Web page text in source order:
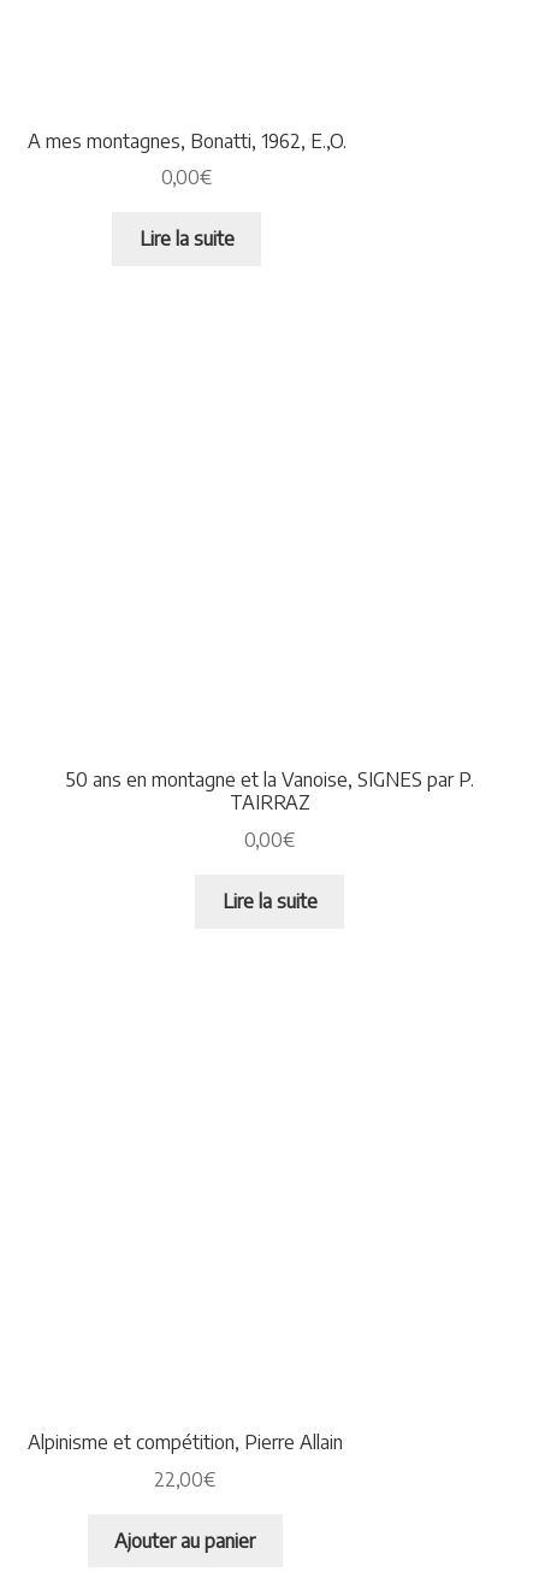
A mes montagnes, Bonatti, 1962, E.,O.
0,00€
Lire la suite
50 ans en montagne et la Vanoise, SIGNES par P.
TAIRRAZ
0,00€
Lire la suite
Alpinisme et compétition, Pierre Allain
22,00€
Ajouter au panier